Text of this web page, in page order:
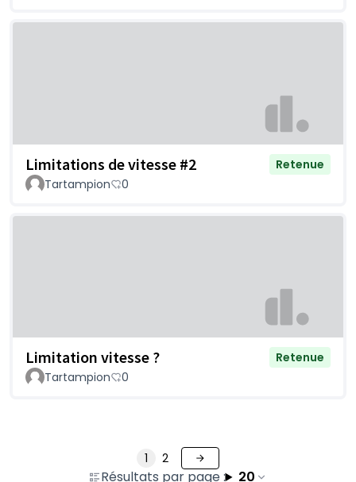
Limitations de vitesse #2
Retenue
Tartampion
0
Limitation vitesse ?
Retenue
Tartampion
0
Résultats par page : 20
1 2